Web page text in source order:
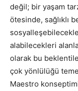
değil; bir yaşam
ötesinde, sağlıklı
alabilecekleri
olarak bu
çok yönlülüğü
Maestro